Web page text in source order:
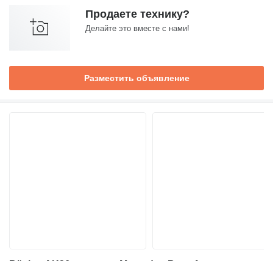
Продаете технику?
Делайте это вместе с нами!
Разместить объявление